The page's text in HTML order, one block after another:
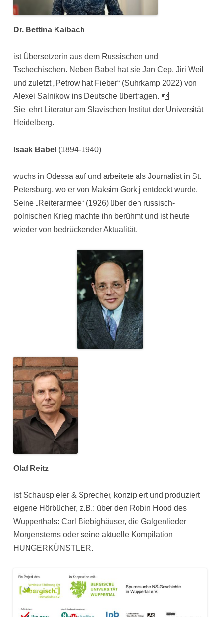
Dr. Bettina Kaibach
ist Übersetzerin aus dem Russischen und
Tschechischen. Neben Babel hat sie Jan Cep, Jiri Weil
und zuletzt „Petrow hat Fieber“ (Suhrkamp 2022) von
Alexei Salnikow ins Deutsche übertragen. 
Sie lehrt Literatur am Slavischen Institut der Universität
Heidelberg.
Isaak Babel (1894-1940)
wuchs in Odessa auf und arbeitete als Journalist in St.
Petersburg, wo er von Maksim Gorkij entdeckt wurde.
Seine „Reiterarmee“ (1926) über den russisch-
polnischen Krieg machte ihn berühmt und ist heute
wieder von bedrückender Aktualität.
Olaf Reitz
ist Schauspieler & Sprecher, konzipiert und produziert
eigene Hörbücher, z.B.: über den Robin Hood des
Wupperthals: Carl Biebighäuser, die Galgenlieder
Morgensterns oder seine aktuelle Kompilation
HUNGERKÜNSTLER.